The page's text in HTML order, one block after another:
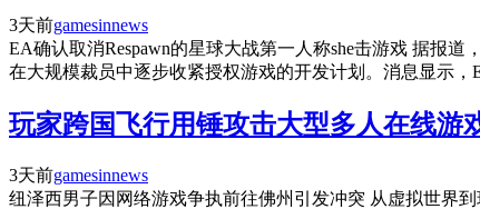
3天前gamesinnews
EA确认取消Respawn的星球大战第一人称she击游戏 据报
在大规模裁员中逐步收紧授权游戏的开发计划。消息显示
玩家跨国飞行用锤攻击大型多人在线游
3天前gamesinnews
纽泽西男子因网络游戏争执前往佛州引发冲突 从虚拟世界